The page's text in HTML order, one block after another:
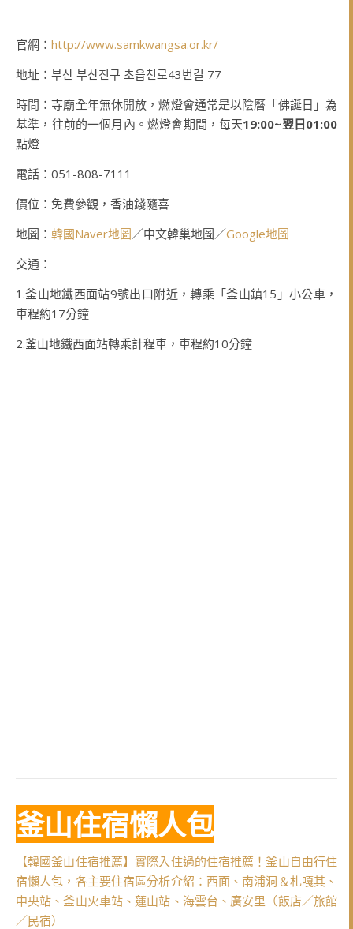
官網： http://www.samkwangsa.or.kr/
地址：부산 부산진구 초읍천로43번길 77
時間：寺廟全年無休開放，燃燈會通常是以陰曆「佛誕日」為
基準，往前的一個月內。燃燈會期間，每天19:00~翌日01:00
點燈
電話：051-808-7111
價位：免費參觀，香油錢隨喜
地圖： 韓國Naver地圖／中文韓巢地圖／Google地圖
交通：
1.釜山地鐵西面站9號出口附近，轉乘「釜山鎮15」小公車，
車程約17分鐘
2.釜山地鐵西面站轉乘計程車，車程約10分鐘
釜山住宿懶人包
【韓國釜山住宿推薦】實際入住過的住宿推薦！釜山自由行住
宿懶人包，各主要住宿區分析介紹：西面、南浦洞＆札嘎其、
中央站、釜山火車站、蓮山站、海雲台、廣安里（飯店／旅館
／民宿）